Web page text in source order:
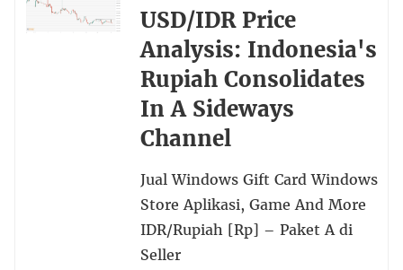
USD/IDR Price
Analysis: Indonesia's
Rupiah Consolidates
In A Sideways
Channel
Jual Windows Gift Card Windows
Store Aplikasi, Game And More
IDR/Rupiah [Rp] – Paket A di
Seller